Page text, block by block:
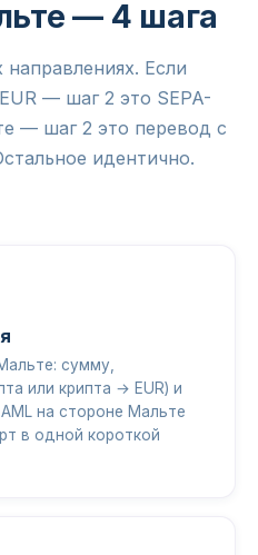
— 4 шага
Если
— шаг 2 это SEPA-
— шаг 2 это перевод с
идентично.
сумму,
или крипта → EUR) и
на стороне Мальте
в одной короткой